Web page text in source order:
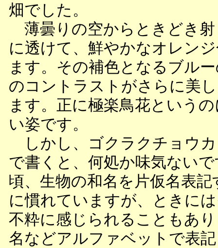
畑でした。
薄曇りの空からときどき射
に透けて、鮮やかなオレン
ます。その補色となるブル
のコントラストがさらに美
ます。正に極楽鳥花という
い姿です。
しかし、ゴクラクチョウ
で書くと、何処か味気ない
頃、生物の和名を片仮名表記
に慣れていますが、ときに
不粋に感じられることもあ
名などアルファベットで表